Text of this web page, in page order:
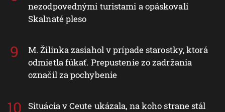
nezodpovednými turistami a opáskovali
Skalnaté pleso
M. Žilinka zasiahol v prípade starostky, ktorá
odmietla fúkať. Prepustenie zo zadržania
označil za pochybenie
Situácia v Ceute ukázala, na koho strane stál